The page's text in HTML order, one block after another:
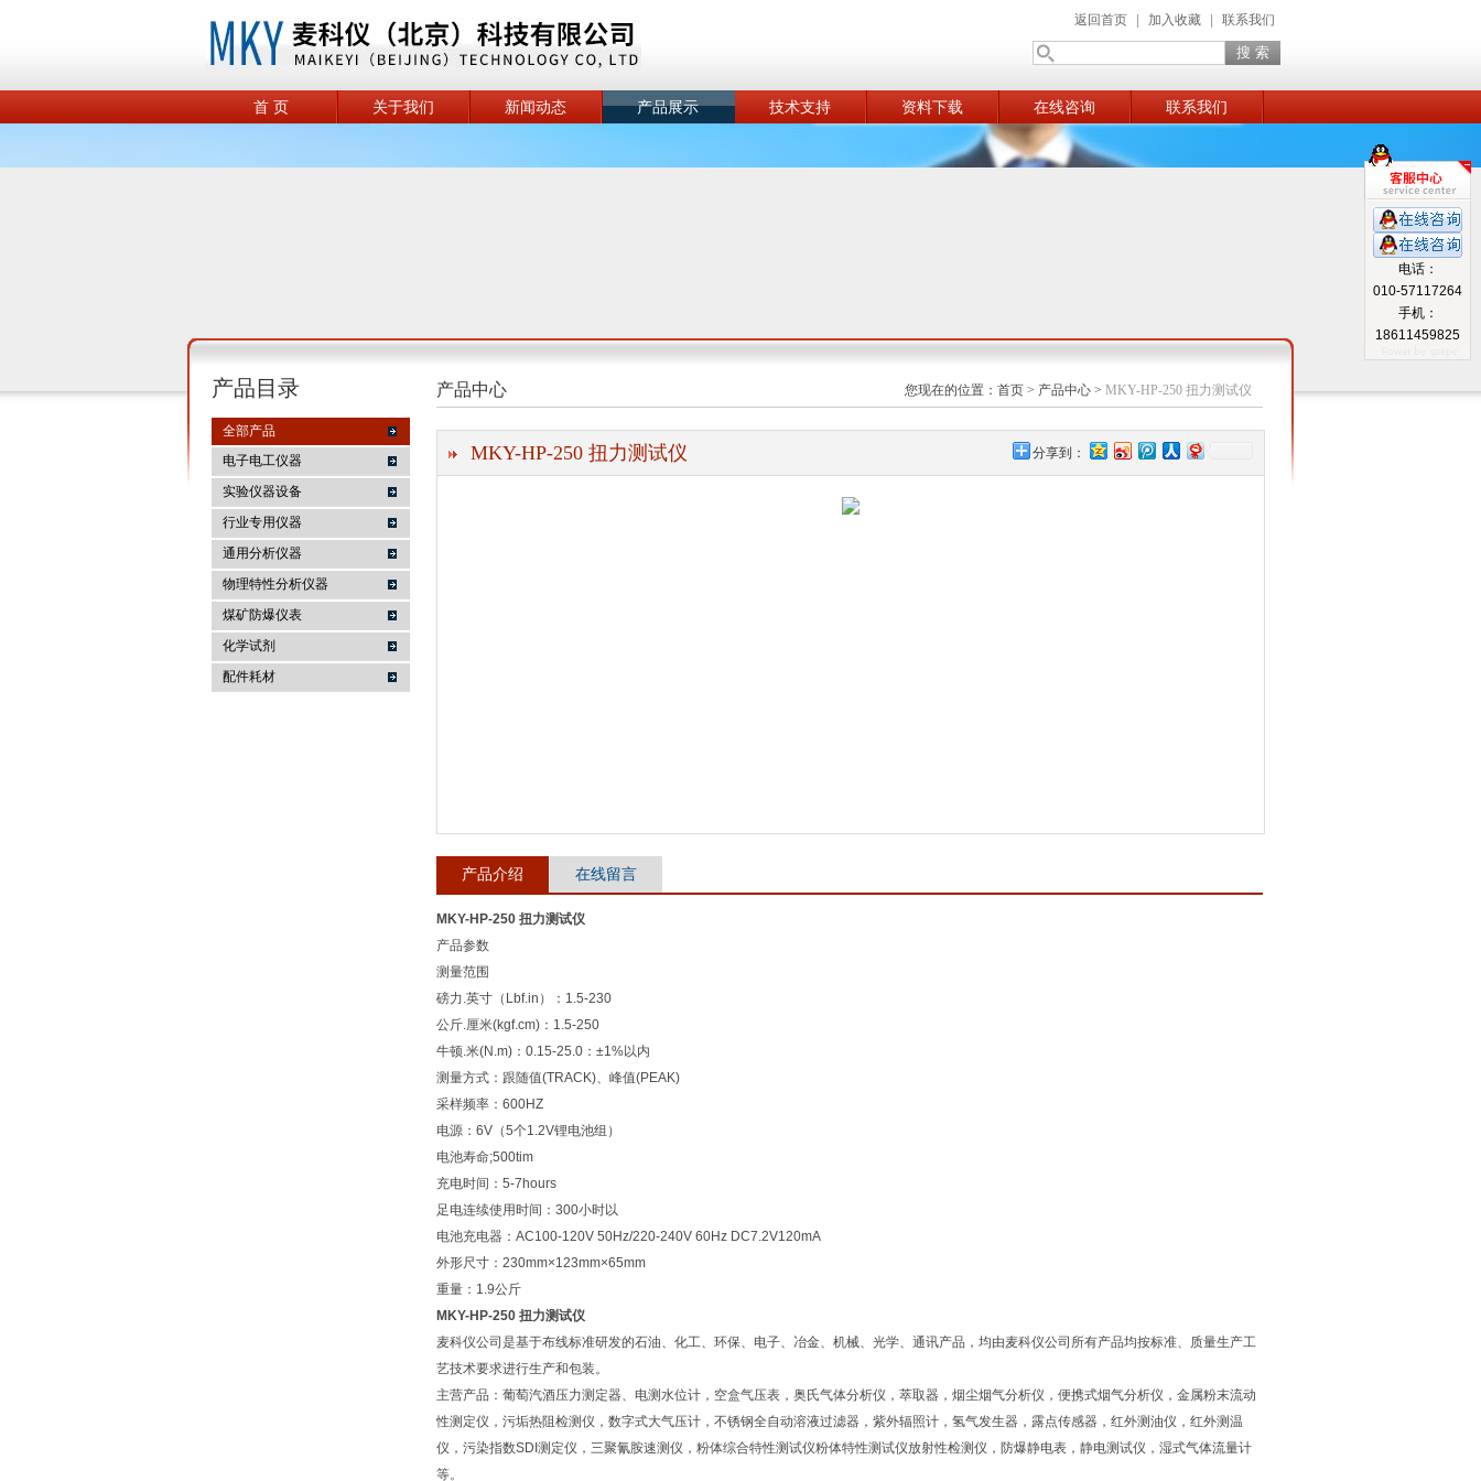
麦科仪（北京）科技有限公司
返回首页 加入收藏 联系我们
首 页 关于我们 新闻动态 产品展示 技术支持 资料下载 在线咨询 联系我们
产品目录
全部产品
电子电工仪器
实验仪器设备
行业专用仪器
通用分析仪器
物理特性分析仪器
煤矿防爆仪表
化学试剂
配件耗材
产品中心 您现在的位置： 首页 > 产品中心 > MKY-HP-250 扭力测试仪
MKY-HP-250 扭力测试仪 分享到：
产品介绍 在线留言
MKY-HP-250 扭力测试仪
产品参数
测量范围
磅力.英寸（Lbf.in）：1.5-230
公斤.厘米(kgf.cm)：1.5-250
牛顿.米(N.m)：0.15-25.0：±1%以内
测量方式：跟随值(TRACK)、峰值(PEAK)
采样频率：600HZ
电源：6V（5个1.2V锂电池组）
电池寿命;500tim
充电时间：5-7hours
足电连续使用时间：300小时以
电池充电器：AC100-120V 50Hz/220-240V 60Hz DC7.2V120mA
外形尺寸：230mm×123mm×65mm
重量：1.9公斤
MKY-HP-250 扭力测试仪
麦科仪公司是基于布线标准研发的石油、化工、环保、电子、冶金、机械、光学、通讯产品，均由麦科仪公司所有产品均按标准、质量生产工
艺技术要求进行生产和包装。
主营产品：葡萄汽酒压力测定器、电测水位计，空盒气压表，奥氏气体分析仪，萃取器，烟尘烟气分析仪，便携式烟气分析仪，金属粉末流动
性测定仪，污垢热阻检测仪，数字式大气压计，不锈钢全自动溶液过滤器，紫外辐照计，氢气发生器，露点传感器，红外测油仪，红外测温
仪，污染指数SDI测定仪，三聚氰胺速测仪，粉体综合特性测试仪粉体特性测试仪放射性检测仪，防爆静电表，静电测试仪，湿式气体流量计
等。
电话：
010-57117264
手机：
18611459825